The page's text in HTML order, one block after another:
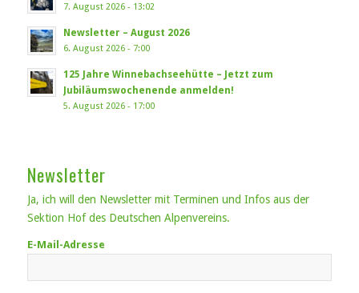
7. August 2026 - 13:02
Newsletter – August 2026
6. August 2026 - 7:00
125 Jahre Winnebachseehütte – Jetzt zum
Jubiläumswochenende anmelden!
5. August 2026 - 17:00
Newsletter
Ja, ich will den Newsletter mit Terminen und Infos aus der
Sektion Hof des Deutschen Alpenvereins.
E-Mail-Adresse